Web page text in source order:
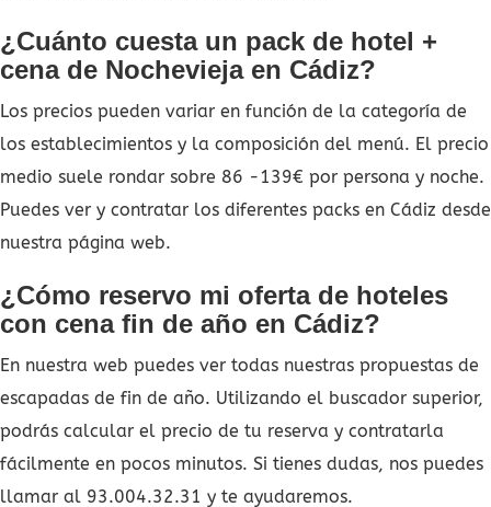
¿Cuánto cuesta un pack de hotel +
cena de Nochevieja en Cádiz?
Los precios pueden variar en función de la categoría de
los establecimientos y la composición del menú. El precio
medio suele rondar sobre 86 -139€ por persona y noche.
Puedes ver y contratar los diferentes packs en Cádiz desde
nuestra página web.
¿Cómo reservo mi oferta de hoteles
con cena fin de año en Cádiz?
En nuestra web puedes ver todas nuestras propuestas de
escapadas de fin de año. Utilizando el buscador superior,
podrás calcular el precio de tu reserva y contratarla
fácilmente en pocos minutos. Si tienes dudas, nos puedes
llamar al 93.004.32.31 y te ayudaremos.